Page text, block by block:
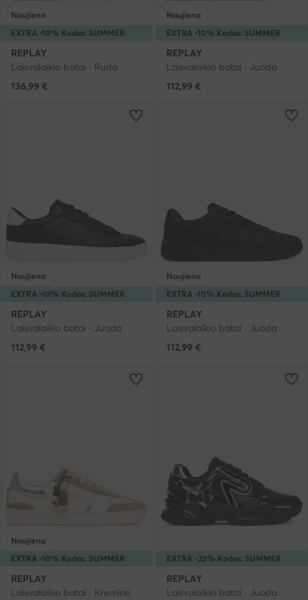
EXTRA -10% Kodas: SUMMER
Naujiena
REPLAY
Laisvalaikio batai · Ruda
136,99 €
EXTRA -10% Kodas: SUMMER
Naujiena
REPLAY
Laisvalaikio batai · Juoda
112,99 €
EXTRA -10% Kodas: SUMMER
Naujiena
REPLAY
Laisvalaikio batai · Juoda
112,99 €
EXTRA -10% Kodas: SUMMER
Naujiena
REPLAY
Laisvalaikio batai · Juoda
112,99 €
EXTRA -10% Kodas: SUMMER
Naujiena
REPLAY
Laisvalaikio batai · Kreminė
EXTRA -25% Kodas: SUMMER
REPLAY
Laisvalaikio batai · Juoda